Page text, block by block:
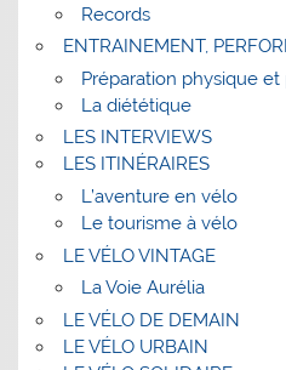
Records
ENTRAINEMENT,
Préparation physique
La diététique
LES INTERVIEWS
LES ITINÉRAIRES
L’aventure en vélo
Le tourisme à vélo
LE VÉLO VINTAGE
La Voie Aurélia
LE VÉLO DE DEMAIN
LE VÉLO URBAIN